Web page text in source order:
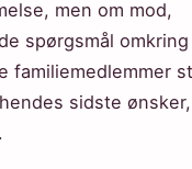
men om mod,
spørgsmål omkring
familiemedlemmer
sidste ønsker,